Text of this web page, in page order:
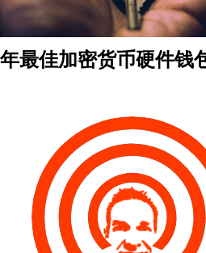
年最佳加密货币硬件钱